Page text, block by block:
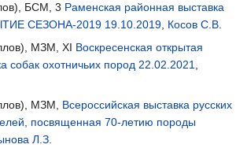
БСМ, 3 Раменская районная выставка
СЕЗОНА-2019 19.10.2019 Косов С.В.
МЗМ, XI Воскресенская открытая
собак охотничьих пород 22.02.2021
МЗМ, Всероссийская выставка русских
посвященная 70-летию породы
Л.З.